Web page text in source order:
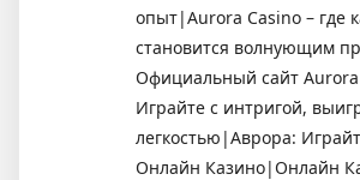
опыт|Aurora Casino – где
становится волнующим
Официальный сайт Aurora
Играйте с интригой,
легкостью|Аврора:
Онлайн Казино|Онлайн